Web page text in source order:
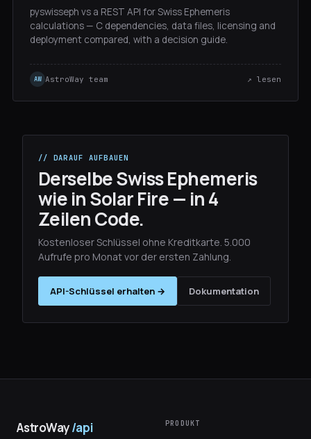
pyswisseph vs a REST API for Swiss Ephemeris
calculations — C dependencies, data files, licensing and
deployment compared, with a decision guide.
AW AstroWay team ↗ lesen
// DARAUF AUFBAUEN
Derselbe Swiss Ephemeris
wie in Solar Fire — in 4
Zeilen Code.
Kostenloser Schlüssel ohne Kreditkarte. 5.000
Aufrufe pro Monat vor der ersten Zahlung.
API-Schlüssel erhalten → Dokumentation
AstroWay/api PRODUKT